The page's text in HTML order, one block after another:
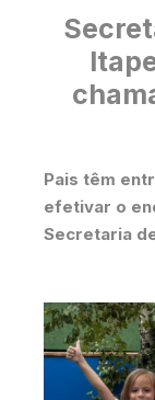
Pais têm
efetivar o
Secretaria